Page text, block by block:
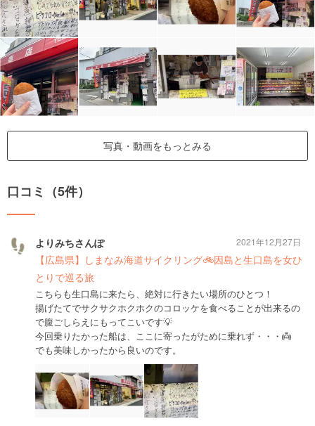
写真・動画をもっとみる
口コミ（5件）
よりみちさんぽ
【広島県】しまなみ海道サイクリング🚲因島と生口島を女ひ
とりで巡る旅
こちらも生口島に来たら、絶対に行きたい場所のひとつ！
揚げたてでサクサクホクホクのコロッケを食べることが出来るの
で腹ごしらえにもってこいです💡
今回乗りたかった船は、ここに寄ったがために乗れず・・・👼
でも美味しかったから良いのです。
2021年12月27日